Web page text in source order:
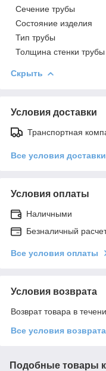
Сечение трубы
Состояние изделия
Тип трубы
Толщина стенки трубы
Скрыть
Условия доставки
Транспортная
Все условия доставки
Условия оплаты
Наличными
Безналичный
Все условия оплаты
Условия возврата
Возврат товара в
Все условия возврата
Подобные товары